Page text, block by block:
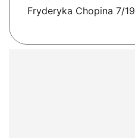
Fryderyka Chopina 7/19